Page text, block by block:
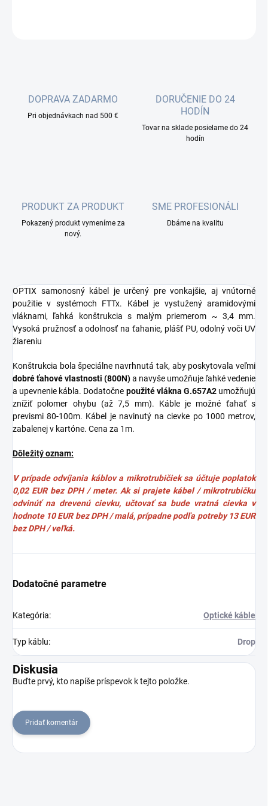
DOPRAVA ZADARMO
Pri objednávkach nad 500 €
DORUČENIE DO 24
HODÍN
Tovar na sklade posielame do 24
hodín
PRODUKT ZA PRODUKT
Pokazený produkt vymeníme za
nový.
SME PROFESIONÁLI
Dbáme na kvalitu
OPTIX samonosný kábel je určený pre vonkajšie, aj vnútorné
použitie v systémoch FTTx. Kábel je vystužený aramidovými
vláknami, ľahká konštrukcia s malým priemerom ~ 3,4 mm.
Vysoká pružnosť a odolnosť na ťahanie, plášť PU, odolný voči UV
žiareniu
Konštrukcia bola špeciálne navrhnutá tak, aby poskytovala veľmi
dobré ťahové vlastnosti (800N)a navyše umožňuje ľahké vedenie
a upevnenie kábla. Dodatočne použité vlákna G.657A2 umožňujú
znížiť polomer ohybu (až 7,5 mm). Káble je možné ťahať s
prevismi 80-100m. Kábel je navinutý na cievke po 1000 metrov,
zabalenej v kartóne. Cena za 1m.
Dôležitý oznam:
V prípade odvíjania káblov a mikrotrubičiek sa účtuje poplatok
0,02 EUR bez DPH / meter. Ak si prajete kábel / mikrotrubičku
odvinúť na drevenú cievku, učtovať sa bude vratná cievka v
hodnote 10 EUR bez DPH / malá, prípadne podľa potreby 13 EUR
bez DPH / veľká.
Dodatočné parametre
Kategória: Optické káble
Typ káblu: Drop
Diskusia
Buďte prvý, kto napíše príspevok k tejto položke.
Pridať komentár